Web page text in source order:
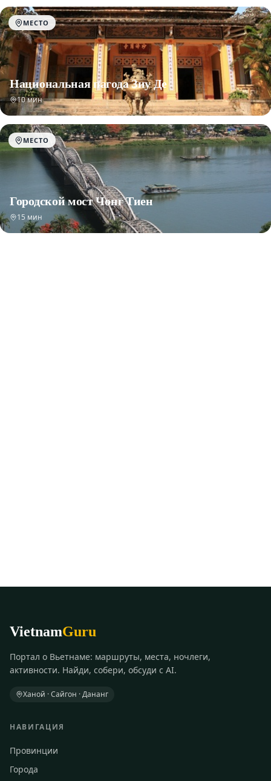
МЕСТО
Национальная пагода Зиу Де
10 мин
МЕСТО
Городской мост Чонг Тиен
15 мин
VietnamGuru
Портал о Вьетнаме: маршруты, места, ночлеги,
активности. Найди, собери, обсуди с AI.
Ханой · Сайгон · Дананг
НАВИГАЦИЯ
Провинции
Города